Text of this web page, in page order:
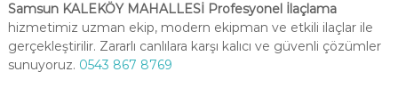
Samsun KALEKÖY MAHALLESİ Profesyonel İlaçlama
hizmetimiz uzman ekip, modern ekipman ve etkili ilaçlar ile
gerçekleştirilir. Zararlı canlılara karşı kalıcı ve güvenli çözümler
sunuyoruz. 0543 867 8769